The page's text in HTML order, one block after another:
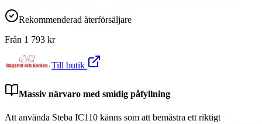
Rekommenderad återförsäljare
Från 1 793 kr
Till butik
Massiv närvaro med smidig påfyllning
Att använda Steba IC110 känns som att bemästra ett riktigt